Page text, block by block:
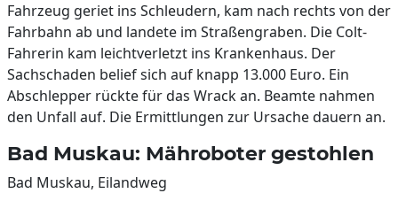
Fahrzeug geriet ins Schleudern, kam nach rechts von der
Fahrbahn ab und landete im Straßengraben. Die Colt-
Fahrerin kam leichtverletzt ins Krankenhaus. Der
Sachschaden belief sich auf knapp 13.000 Euro. Ein
Abschlepper rückte für das Wrack an. Beamte nahmen
den Unfall auf. Die Ermittlungen zur Ursache dauern an.
Bad Muskau: Mähroboter gestohlen
Bad Muskau, Eilandweg